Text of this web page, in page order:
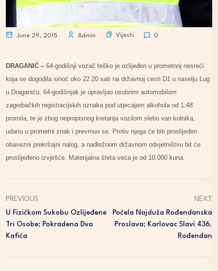
June 29, 2015 Admin Vijesti 0
DRAGANIĆ – 64-godišnji vozač teško je ozlijeđen u prometnoj nesreći
koja se dogodila sinoć oko 22.20 sati na državnoj cesti D1 u naselju Lug
u Draganiću. 64-godišnjak je upravljao osobnim automobilom
zagrebačkih registracijskih oznaka pod utjecajem alkohola od 1,48
promila, te je zbog nepropisnog kretanja vozilom sletio van kolnika,
udario u prometni znak i prevrnuo se. Protiv njega će biti proslijeđen
obavezni prekršajni nalog, a nadležnom državnom odvjetništvu bit će
proslijeđeno izvješće. Materijalna šteta veća je od 10.000 kuna.
PREVIOUS
U Fizičkom Sukobu Ozlijeđene
Tri Osobe; Pokradena Dva
Kafića
NEXT
Počela Najduža Rođendanska
Proslava; Karlovac Slavi 436.
Rođendan